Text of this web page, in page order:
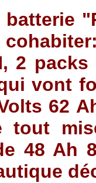
2
vont
62
tout
48 Ah